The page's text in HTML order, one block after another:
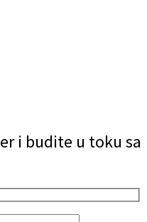
i budite u toku sa